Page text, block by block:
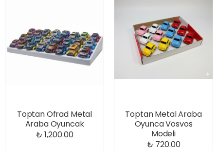
Toptan Ofrad Metal
Araba Oyuncak
₺ 1,200.00
Toptan Metal Araba
Oyunca Vosvos
Modeli
₺ 720.00